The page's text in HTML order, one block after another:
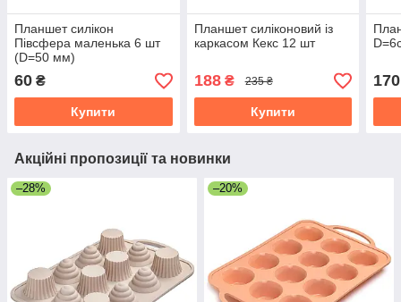
Планшет силікон
Півсфера маленька 6 шт
(D=50 мм)
60 ₴
Купити
Планшет силіконовий із
каркасом Кекс 12 шт
188₴ 235 ₴
Купити
170
Акційні пропозиції та новинки
–28% –20%